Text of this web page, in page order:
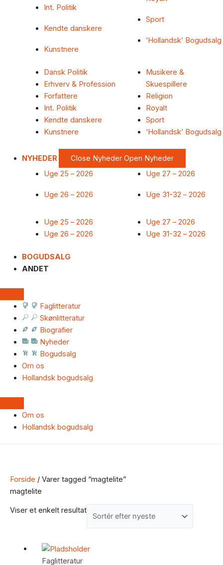
Int. Politik
Kendte danskere
Kunstnere
Sport
‘Hollandsk’ Bogudsalg
Dansk Politik
Erhverv & Profession
Forfattere
Int. Politik
Kendte danskere
Kunstnere
Musikere &
Skuespillere
Religion
Royalt
Sport
‘Hollandsk’ Bogudsalg
NYHEDER Close Nyheder Open Nyheder
Uge 25 – 2026
Uge 26 – 2026
Uge 27 – 2026
Uge 31-32 – 2026
Uge 25 – 2026
Uge 26 – 2026
Uge 27 – 2026
Uge 31-32 – 2026
BOGUDSALG
ANDET
Faglitteratur
Skønlitteratur
Biografier
Nyheder
Bogudsalg
Om os
Hollandsk bogudsalg
Om os
Hollandsk bogudsalg
Forside / Varer tagged “magtelite”
magtelite
Viser et enkelt resultat
Faglitteratur